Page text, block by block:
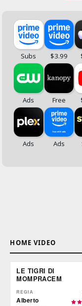
HOME VIDEO
LE TIGRI DI
MOMPRACEM
REGIA
Alberto